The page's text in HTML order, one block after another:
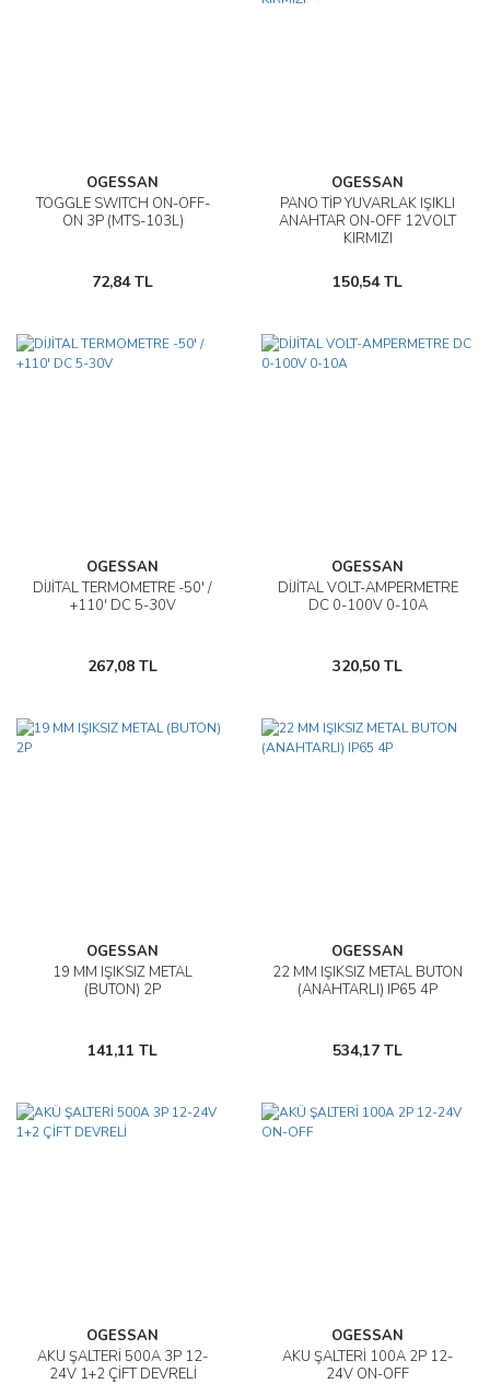
OGESSAN
TOGGLE SWITCH ON-OFF-
ON 3P (MTS-103L)
72,84 TL
OGESSAN
PANO TİP YUVARLAK IŞIKLI
ANAHTAR ON-OFF 12VOLT
KIRMIZI
150,54 TL
OGESSAN
DİJİTAL TERMOMETRE -50' /
+110' DC 5-30V
267,08 TL
OGESSAN
DİJİTAL VOLT-AMPERMETRE
DC 0-100V 0-10A
320,50 TL
OGESSAN
19 MM IŞIKSIZ METAL
(BUTON) 2P
141,11 TL
OGESSAN
22 MM IŞIKSIZ METAL BUTON
(ANAHTARLI) IP65 4P
534,17 TL
OGESSAN
AKÜ ŞALTERİ 500A 3P 12-
24V 1+2 ÇİFT DEVRELİ
OGESSAN
AKÜ ŞALTERİ 100A 2P 12-
24V ON-OFF